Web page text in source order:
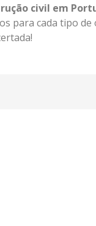
civil em
para cada tipo